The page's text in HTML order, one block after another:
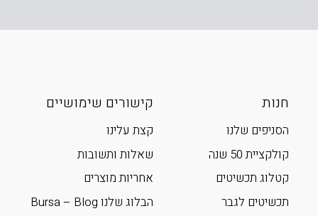
חנות
הסניפים שלנו
קולקציית 50 שנה
קטלוג תכשיטים
תכשיטים לגבר
קישורים שימושיים
קצת עלינו
שאלות ותשובות
אחריות מוצרים
הבלוג שלנו Bursa – Blog